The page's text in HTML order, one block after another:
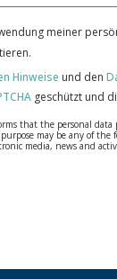
meiner
Hinweise und den
geschützt und
that the personal
purpose may be any of
media, news and
and shall be
their rights of access,